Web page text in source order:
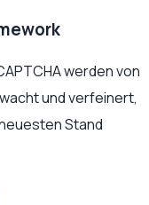
werden von
und verfeinert,
Stand